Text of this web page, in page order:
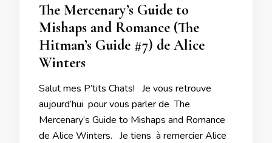
The Mercenary’s Guide to
Mishaps and Romance (The
Hitman’s Guide #7) de Alice
Winters
Salut mes P’tits Chats! Je vous retrouve
aujourd’hui pour vous parler de The
Mercenary’s Guide to Mishaps and Romance
de Alice Winters. Je tiens à remercier Alice